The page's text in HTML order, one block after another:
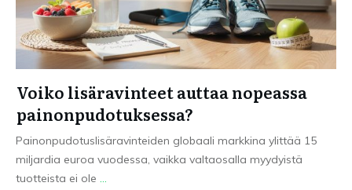
Voiko lisäravinteet auttaa nopeassa
painonpudotuksessa?
Painonpudotuslisäravinteiden globaali markkina ylittää 15
miljardia euroa vuodessa, vaikka valtaosalla myydyistä
tuotteista ei ole ...